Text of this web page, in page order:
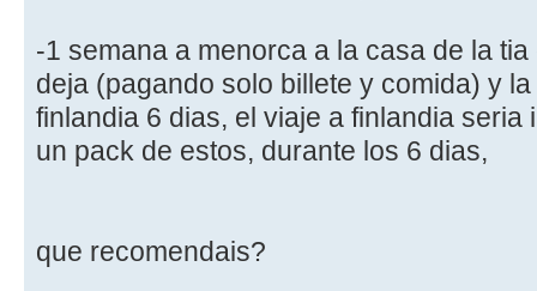
-1 semana a menorca a la casa de la
deja (pagando solo billete y comida) y
finlandia 6 dias, el viaje a finlandia
un pack de estos, durante los 6 dias,
que recomendais?